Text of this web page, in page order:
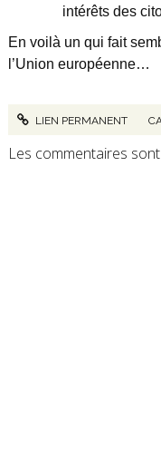
intérêts des
En voilà un qui fait
l’Union européenne…
LIEN PERMANENT
Les commentaires